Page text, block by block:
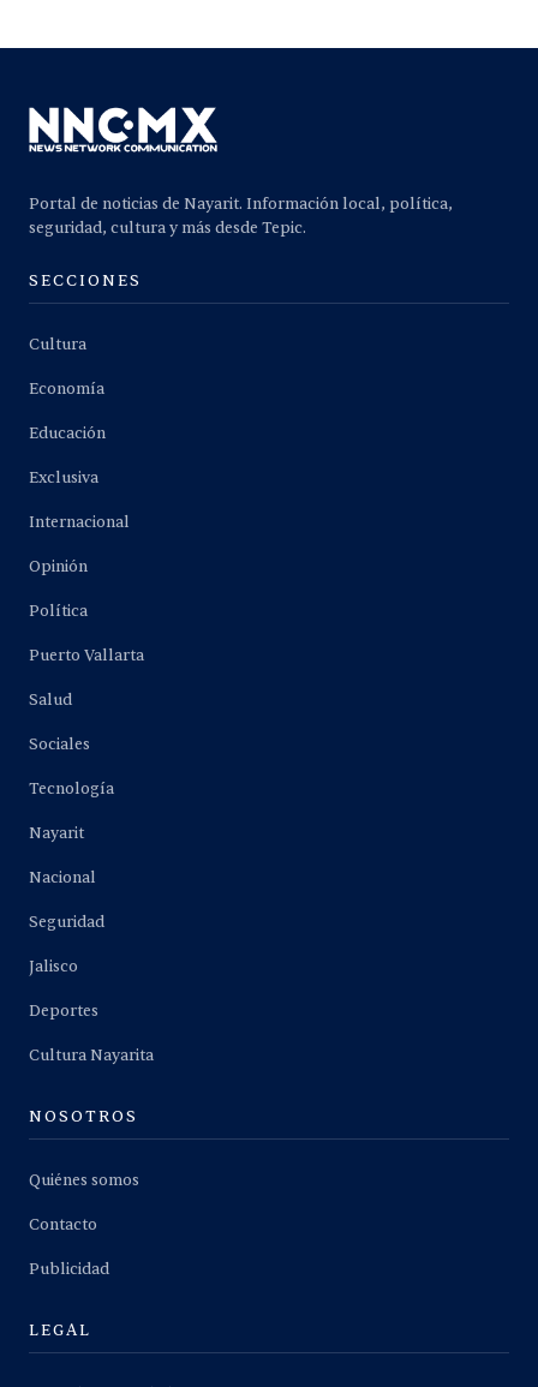
Portal de noticias de Nayarit. Información local, política,
seguridad, cultura y más desde Tepic.
SECCIONES
Cultura
Economía
Educación
Exclusiva
Internacional
Opinión
Política
Puerto Vallarta
Salud
Sociales
Tecnología
Nayarit
Nacional
Seguridad
Jalisco
Deportes
Cultura Nayarita
NOSOTROS
Quiénes somos
Contacto
Publicidad
LEGAL